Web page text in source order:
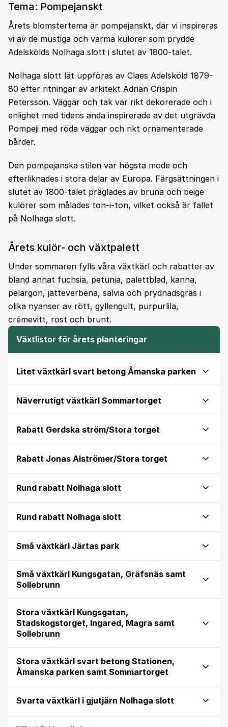
Tema: Pompejanskt
Årets blomstertema är pompejanskt, där vi inspireras
vi av de mustiga och varma kulörer som prydde
Adelskölds Nolhaga slott i slutet av 1800-talet.
Nolhaga slott lät uppföras av Claes Adelsköld 1879-
80 efter ritningar av arkitekt Adrian Crispin
Petersson. Väggar och tak var rikt dekorerade och i
enlighet med tidens anda inspirerade av det utgrävda
Pompeji med röda väggar och rikt ornamenterade
bårder.
Den pompejanska stilen var högsta mode och
efterliknades i stora delar av Europa. Färgsättningen i
slutet av 1800-talet präglades av bruna och beige
kulörer som målades ton-i-ton, vilket också är fallet
på Nolhaga slott.
Årets kulör- och växtpalett
Under sommaren fylls våra växtkärl och rabatter av
bland annat fuchsia, petunia, palettblad, kanna,
pelargon, jätteverbena, salvia och prydnadsgräs i
olika nyanser av rött, gyllengult, purpurlila,
crémevitt, rost och brunt.
Växtlistor för årets planteringar
Litet växtkärl svart betong Åmanska parken
Näverrutigt växtkärl Sommartorget
Rabatt Gerdska ström/Stora torget
Rabatt Jonas Alströmer/Stora torget
Rund rabatt Nolhaga slott
Rund rabatt Nolhaga slott
Små växtkärl Järtas park
Små växtkärl Kungsgatan, Gräfsnäs samt
Sollebrunn
Stora växtkärl Kungsgatan,
Stadskogstorget, Ingared, Magra samt
Sollebrunn
Stora växtkärl svart betong Stationen,
Åmanska parken samt Sommartorget
Svarta växtkärl i gjutjärn Nolhaga slott